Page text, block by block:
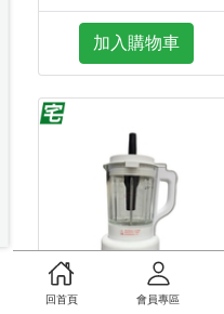
加入購物車
回首頁 會員專區